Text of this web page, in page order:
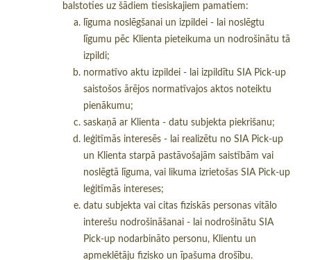
balstoties uz šādiem tiesiskajiem pamatiem:
līguma noslēgšanai un izpildei - lai noslēgtu
līgumu pēc Klienta pieteikuma un nodrošinātu tā
izpildi;
normatīvo aktu izpildei - lai izpildītu SIA Pick-up
saistošos ārējos normatīvajos aktos noteiktu
pienākumu;
saskaņā ar Klienta - datu subjekta piekrišanu;
leģitīmās interesēs - lai realizētu no SIA Pick-up
un Klienta starpā pastāvošajām saistībām vai
noslēgtā līguma, vai likuma izrietošas SIA Pick-up
leģitīmās intereses;
datu subjekta vai citas fiziskās personas vitālo
interešu nodrošināšanai - lai nodrošinātu SIA
Pick-up nodarbināto personu, Klientu un
apmeklētāju fizisko un īpašuma drošību.